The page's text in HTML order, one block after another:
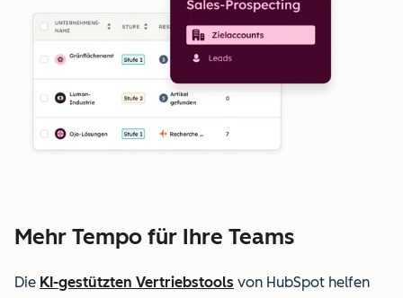
Mehr Tempo für Ihre Teams
Die KI-gestützten Vertriebstools von HubSpot helfen